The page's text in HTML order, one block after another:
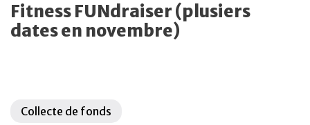
Fitness FUNdraiser (plusiers
dates en novembre)
Collecte de fonds